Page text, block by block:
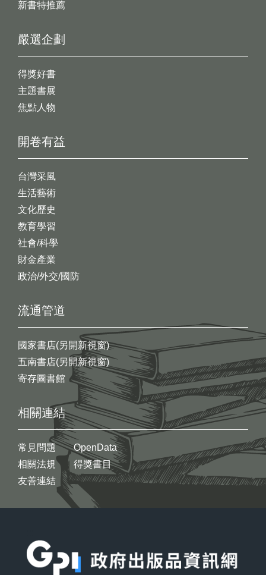
新書特推薦
開卷有益
台灣采風
生活藝術
文化歷史
教育學習
社會/科學
財金產業
政治/外交/國防
嚴選企劃
得獎好書
主題書展
焦點人物
流通管道
國家書店(另開新視窗)
五南書店(另開新視窗)
寄存圖書館
相關連結
常見問題
相關法規
友善連結
OpenData
得獎書目